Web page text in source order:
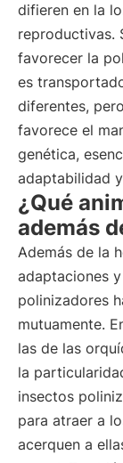
difieren en la
reproductivas.
favorecer la
es
diferentes,
favorece el
genética,
adaptabilidad
¿Qué
además
Además de la
adaptaciones
polinizadores
mutuamente.
las de las
la
insectos
para atraer a
acerquen a